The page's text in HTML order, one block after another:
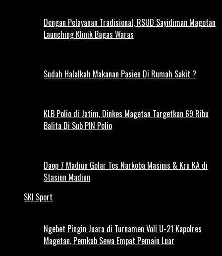
Dengan Pelayanan Tradisional, RSUD Sayidiman Magetan
Launching Klinik Bagas Waras
Sudah Halalkah Makanan Pasien Di Rumah Sakit ?
KLB Polio di Jatim, Dinkes Magetan Targetkan 69 Ribu
Balita Di Sub PIN Polio
Daop 7 Madiun Gelar Tes Narkoba Masinis & Kru KA di
Stasiun Madiun
SKI Sport
Ngebet Pingin Juara di Turnamen Voli U-21 Kapolres
Magetan, Pemkab Sewa Empat Pemain Luar